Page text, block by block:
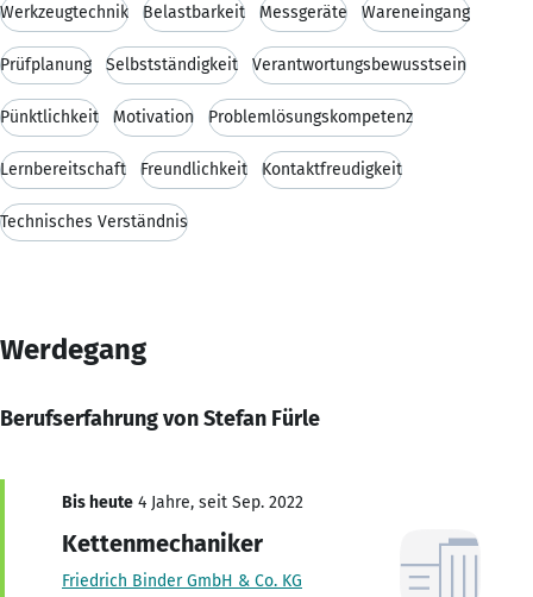
Werkzeugtechnik Belastbarkeit Messgeräte Wareneingang
Prüfplanung Selbstständigkeit Verantwortungsbewusstsein
Pünktlichkeit Motivation Problemlösungskompetenz
Lernbereitschaft Freundlichkeit Kontaktfreudigkeit
Technisches Verständnis
Werdegang
Berufserfahrung von Stefan Fürle
Bis heute 4 Jahre, seit Sep. 2022
Kettenmechaniker
Friedrich Binder GmbH & Co. KG